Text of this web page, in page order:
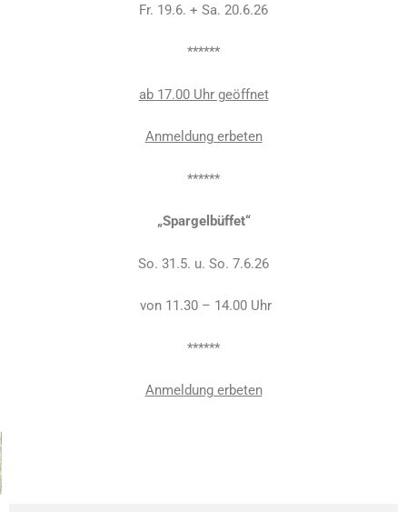
Fr. 19.6. + Sa. 20.6.26
******
ab 17.00 Uhr geöffnet
Anmeldung erbeten
******
„Spargelbüffet“
So. 31.5. u. So. 7.6.26
von 11.30 – 14.00 Uhr
******
Anmeldung erbeten